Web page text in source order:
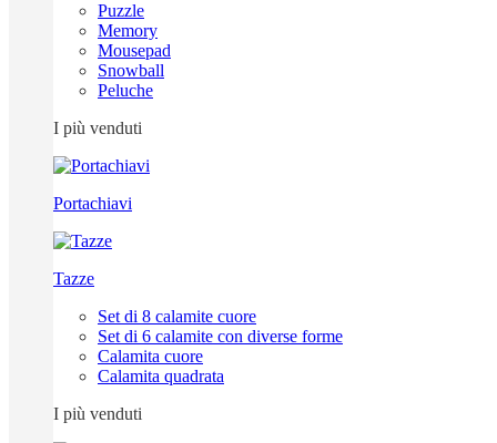
Puzzle
Memory
Mousepad
Snowball
Peluche
I più venduti
Portachiavi
Tazze
Set di 8 calamite cuore
Set di 6 calamite con diverse forme
Calamita cuore
Calamita quadrata
I più venduti